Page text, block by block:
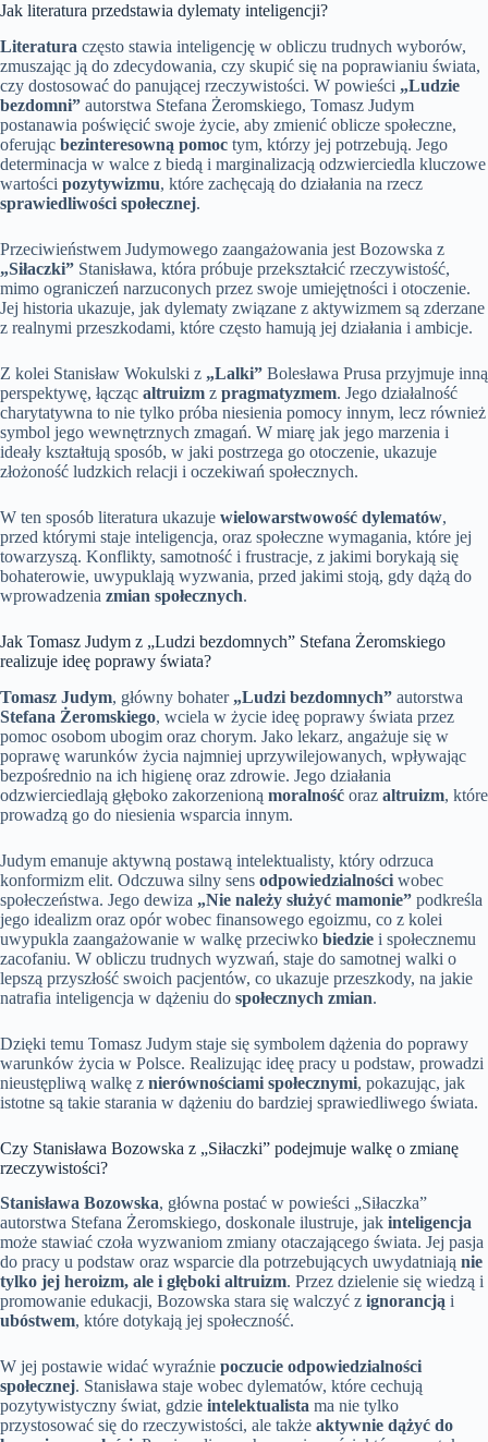
Jak literatura przedstawia dylematy inteligencji?
Literatura często stawia inteligencję w obliczu trudnych wyborów,
zmuszając ją do zdecydowania, czy skupić się na poprawianiu świata,
czy dostosować do panującej rzeczywistości. W powieści „Ludzie
bezdomni” autorstwa Stefana Żeromskiego, Tomasz Judym
postanawia poświęcić swoje życie, aby zmienić oblicze społeczne,
oferując bezinteresowną pomoc tym, którzy jej potrzebują. Jego
determinacja w walce z biedą i marginalizacją odzwierciedla kluczowe
wartości pozytywizmu, które zachęcają do działania na rzecz
sprawiedliwości społecznej.
Przeciwieństwem Judymowego zaangażowania jest Bozowska z
„Siłaczki” Stanisława, która próbuje przekształcić rzeczywistość,
mimo ograniczeń narzuconych przez swoje umiejętności i otoczenie.
Jej historia ukazuje, jak dylematy związane z aktywizmem są zderzane
z realnymi przeszkodami, które często hamują jej działania i ambicje.
Z kolei Stanisław Wokulski z „Lalki” Bolesława Prusa przyjmuje inną
perspektywę, łącząc altruizm z pragmatyzmem. Jego działalność
charytatywna to nie tylko próba niesienia pomocy innym, lecz również
symbol jego wewnętrznych zmagań. W miarę jak jego marzenia i
ideały kształtują sposób, w jaki postrzega go otoczenie, ukazuje
złożoność ludzkich relacji i oczekiwań społecznych.
W ten sposób literatura ukazuje wielowarstwowość dylematów,
przed którymi staje inteligencja, oraz społeczne wymagania, które jej
towarzyszą. Konflikty, samotność i frustracje, z jakimi borykają się
bohaterowie, uwypuklają wyzwania, przed jakimi stoją, gdy dążą do
wprowadzenia zmian społecznych.
Jak Tomasz Judym z „Ludzi bezdomnych” Stefana Żeromskiego
realizuje ideę poprawy świata?
Tomasz Judym, główny bohater „Ludzi bezdomnych” autorstwa
Stefana Żeromskiego, wciela w życie ideę poprawy świata przez
pomoc osobom ubogim oraz chorym. Jako lekarz, angażuje się w
poprawę warunków życia najmniej uprzywilejowanych, wpływając
bezpośrednio na ich higienę oraz zdrowie. Jego działania
odzwierciedlają głęboko zakorzenioną moralność oraz altruizm, które
prowadzą go do niesienia wsparcia innym.
Judym emanuje aktywną postawą intelektualisty, który odrzuca
konformizm elit. Odczuwa silny sens odpowiedzialności wobec
społeczeństwa. Jego dewiza „Nie należy służyć mamonie” podkreśla
jego idealizm oraz opór wobec finansowego egoizmu, co z kolei
uwypukla zaangażowanie w walkę przeciwko biedzie i społecznemu
zacofaniu. W obliczu trudnych wyzwań, staje do samotnej walki o
lepszą przyszłość swoich pacjentów, co ukazuje przeszkody, na jakie
natrafia inteligencja w dążeniu do społecznych zmian.
Dzięki temu Tomasz Judym staje się symbolem dążenia do poprawy
warunków życia w Polsce. Realizując ideę pracy u podstaw, prowadzi
nieustępliwą walkę z nierównościami społecznymi, pokazując, jak
istotne są takie starania w dążeniu do bardziej sprawiedliwego świata.
Czy Stanisława Bozowska z „Siłaczki” podejmuje walkę o zmianę
rzeczywistości?
Stanisława Bozowska, główna postać w powieści „Siłaczka”
autorstwa Stefana Żeromskiego, doskonale ilustruje, jak inteligencja
może stawiać czoła wyzwaniom zmiany otaczającego świata. Jej pasja
do pracy u podstaw oraz wsparcie dla potrzebujących uwydatniają nie
tylko jej heroizm, ale i głęboki altruizm. Przez dzielenie się wiedzą i
promowanie edukacji, Bozowska stara się walczyć z ignorancją i
ubóstwem, które dotykają jej społeczność.
W jej postawie widać wyraźnie poczucie odpowiedzialności
społecznej. Stanisława staje wobec dylematów, które cechują
pozytywistyczny świat, gdzie intelektualista ma nie tylko
przystosować się do rzeczywistości, ale także aktywnie dążyć do